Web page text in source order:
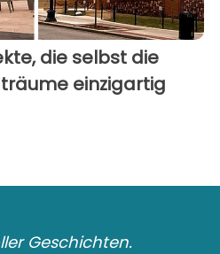
die selbst die
einzigartig
Geschichten.